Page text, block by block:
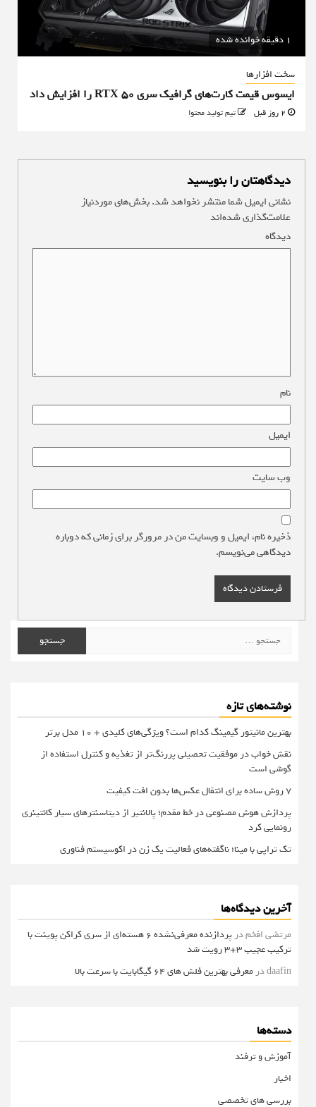
1 دقیقه خوانده شده
سخت افزارها
ایسوس قیمت کارت‌های گرافیک سری RTX 50 را افزایش داد
تیم تولید محتوا
دیدگاهتان را بنویسید
نشانی ایمیل شما منتشر نخواهد شد.بخش‌های موردنیاز
علامت‌گذاری شده‌اند
دیدگاه
نام
ایمیل
وب‌ سایت
ذخیره نام، ایمیل و وبسایت من در مرورگر برای زمانی که دوباره
دیدگاهی می‌نویسم.
برای:
نوشته‌های تازه
بهترین مانیتور گیمینگ کدام است؟ ویژگی‌های کلیدی + 10 مدل برتر
نقش خواب در موفقیت تحصیلی پررنگ‌تر از تغذیه و کنترل استفاده از
گوشی است
۷ روش ساده برای انتقال عکس‌ها بدون افت کیفیت
پردازش هوش مصنوعی در خط مقدم؛ پالانتیر از دیتاسنترهای سیار کانتینری
رونمایی کرد
تک تراپی با مینا؛ ناگفته‌های فعالیت یک زن در اکوسیستم فناوری
آخرین دیدگاه‌ها
مرتضی افخمدر
پردازنده معرفی‌نشده 6 هسته‌ای از سری کراکن پوینت با
ترکیب عجیب 3+3 رویت شد
daafinدر معرفی بهترین فلش های 64 گیگابایت با سرعت بالا
دسته‌ها
آموزش و ترفند
اخبار
بررسی های تخصصی